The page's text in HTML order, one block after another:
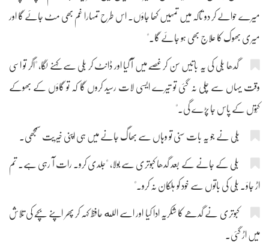
میرے حوالے کر دو تاکہ میں تمہیں کھا جاؤں۔ اس طرح تمہارا غم بھی مٹ جائے گا اور
میری بھوک کا علاج بھی ہو جائے گا۔"
گدھا بلّی کی یہ باتیں سن کر غصّے میں آ گیا اور ڈانٹ کر بلّی سے کہنے لگا، "اگر تو اسی
وقت یہاں سے چلی نہ گئی تو تیرے ایسی لات رسید کروں گا کہ تو گاؤں کے بھوکے
کتّوں کے پاس جا پڑے گی۔"
بلّی نے جو یہ بات سنی تو وہاں سے بھاگ جانے میں ہی اپنی خیریت سمجھی۔
بلّی کے جانے کے بعد گدھا کبوتری سے بولا، "جلدی کرو۔ رات آ رہی ہے۔ تم
اڑ جاؤ۔ بلّی کی باتوں سے خود کو ہلکان نہ کرو۔"
کبوتری نے گدھے کا شکریہ ادا کیا اور اسے الله حافظ کہہ کر پھر اپنے بچّے کی تلاش
میں اڑ گئی۔